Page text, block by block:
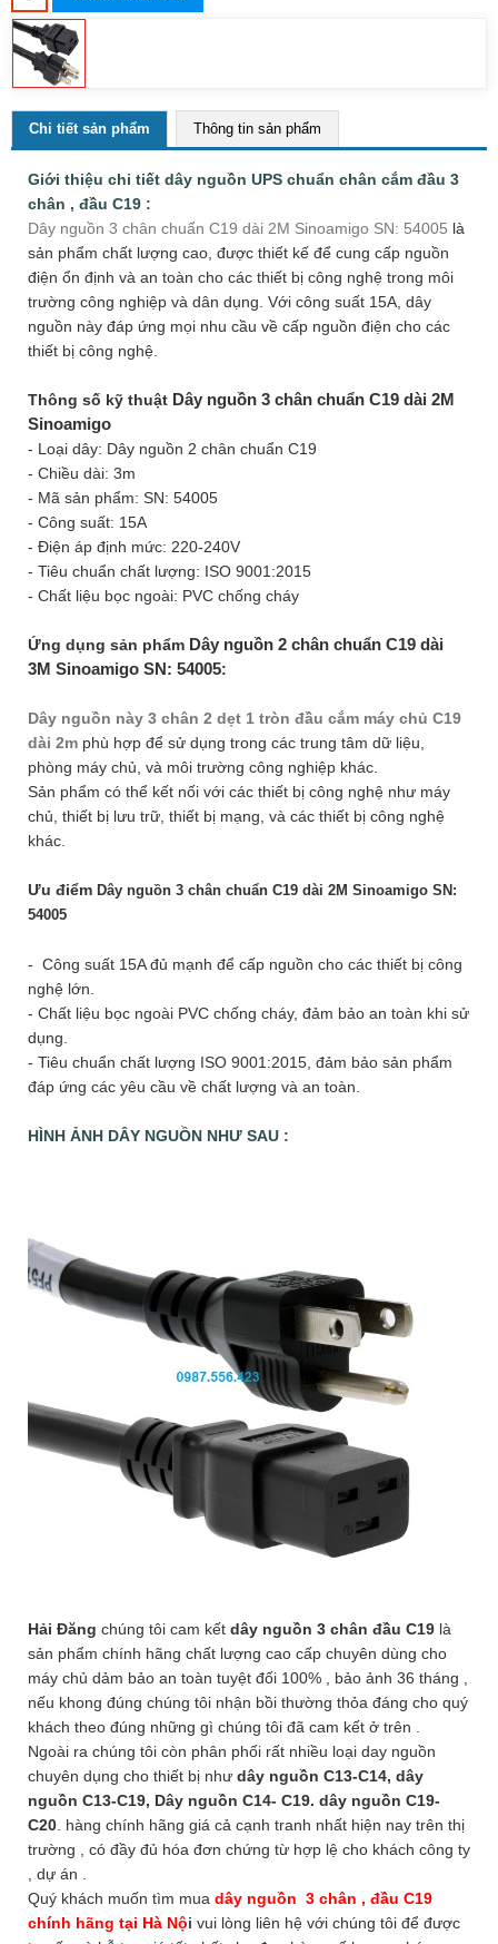
Chi tiết sản phẩm Thông tin sản phẩm
Giới thiệu chi tiết dây nguồn UPS chuẩn chân cắm đầu 3
chân , đầu C19 :
Dây nguồn 3 chân chuẩn C19 dài 2M Sinoamigo SN: 54005 là
sản phẩm chất lượng cao, được thiết kế để cung cấp nguồn
điện ổn định và an toàn cho các thiết bị công nghệ trong môi
trường công nghiệp và dân dụng. Với công suất 15A, dây
nguồn này đáp ứng mọi nhu cầu về cấp nguồn điện cho các
thiết bị công nghệ.
Thông số kỹ thuật Dây nguồn 3 chân chuẩn C19 dài 2M
Sinoamigo
- Loại dây: Dây nguồn 2 chân chuẩn C19
- Chiều dài: 3m
- Mã sản phẩm: SN: 54005
- Công suất: 15A
- Điện áp định mức: 220-240V
- Tiêu chuẩn chất lượng: ISO 9001:2015
- Chất liệu bọc ngoài: PVC chống cháy
Ứng dụng sản phẩm Dây nguồn 2 chân chuẩn C19 dài
3M Sinoamigo SN: 54005:
Dây nguồn này 3 chân 2 dẹt 1 tròn đầu cắm máy chủ C19
dài 2m phù hợp để sử dụng trong các trung tâm dữ liệu,
phòng máy chủ, và môi trường công nghiệp khác.
Sản phẩm có thể kết nối với các thiết bị công nghệ như máy
chủ, thiết bị lưu trữ, thiết bị mạng, và các thiết bị công nghệ
khác.
Ưu điểm Dây nguồn 3 chân chuẩn C19 dài 2M Sinoamigo SN:
54005
- Công suất 15A đủ mạnh để cấp nguồn cho các thiết bị công
nghệ lớn.
- Chất liệu bọc ngoài PVC chống cháy, đảm bảo an toàn khi sử
dụng.
- Tiêu chuẩn chất lượng ISO 9001:2015, đảm bảo sản phẩm
đáp ứng các yêu cầu về chất lượng và an toàn.
HÌNH ẢNH DÂY NGUỒN NHƯ SAU :
Hải Đăng chúng tôi cam kết dây nguồn 3 chân đầu C19 là
sản phẩm chính hãng chất lượng cao cấp chuyên dùng cho
máy chủ dảm bảo an toàn tuyệt đối 100% , bảo ảnh 36 tháng ,
nếu khong đúng chúng tôi nhận bồi thường thỏa đáng cho quý
khách theo đúng những gì chúng tôi đã cam kết ở trên .
Ngoài ra chúng tôi còn phân phối rất nhiều loại day nguồn
chuyên dụng cho thiết bị như dây nguồn C13-C14, dây
nguồn C13-C19, Dây nguồn C14- C19. dây nguồn C19-
C20. hàng chính hãng giá cả cạnh tranh nhất hiện nay trên thị
trường , có đầy đủ hóa đơn chứng từ hợp lệ cho khách công ty
, dự án .
Quý khách muốn tìm mua dây nguồn 3 chân , đầu C19
chính hãng tại Hà Nội vui lòng liên hệ với chúng tôi để được